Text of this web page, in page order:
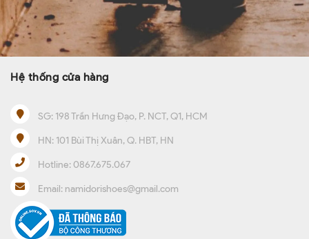
Hệ thống cửa hàng
SG: 198 Trần Hưng Đạo, P. NCT, Q1, HCM
HN: 101 Bùi Thị Xuân, Q. HBT, HN
Hotline:0867.675.067
Email: namidorishoes@gmail.com